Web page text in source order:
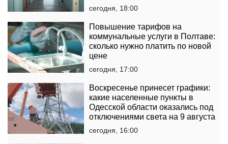
сегодня, 18:00
Повышение тарифов на
коммунальные услуги в Полтаве:
сколько нужно платить по новой
цене
сегодня, 17:00
Воскресенье принесет графики:
какие населенные пункты в
Одесской области оказались под
отключениями света на 9 августа
сегодня, 16:00